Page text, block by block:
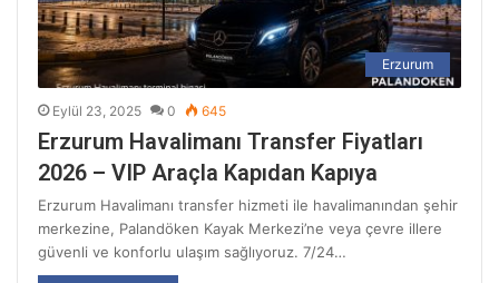
Erzurum
Eylül 23, 2025 0 645
Erzurum Havalimanı Transfer Fiyatları
2026 – VIP Araçla Kapıdan Kapıya
Erzurum Havalimanı transfer hizmeti ile havalimanından şehir
merkezine, Palandöken Kayak Merkezi’ne veya çevre illere
güvenli ve konforlu ulaşım sağlıyoruz. 7/24…